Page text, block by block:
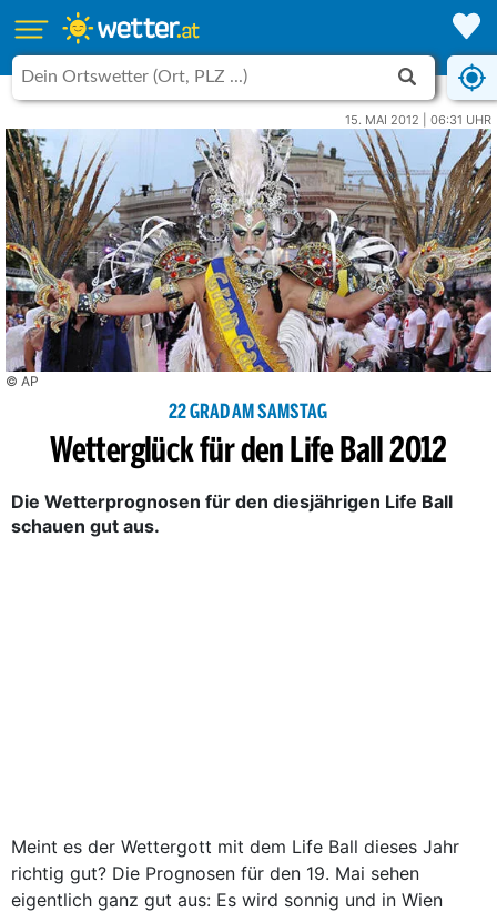
15. MAI 2012 | 06:31 UHR
© AP
22 GRAD AM SAMSTAG
Wetterglück für den Life Ball 2012
Die Wetterprognosen für den diesjährigen Life Ball
schauen gut aus.
Meint es der Wettergott mit dem Life Ball dieses Jahr
richtig gut? Die Prognosen für den 19. Mai sehen
eigentlich ganz gut aus: Es wird sonnig und in Wien